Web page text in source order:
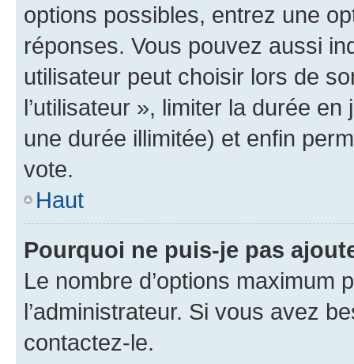
options possibles, entrez une
réponses. Vous pouvez aussi
utilisateur peut choisir lors de
l’utilisateur », limiter la durée
une durée illimitée) et enfin
vote.
Haut
Pourquoi ne puis-je pas
Le nombre d’options maximum
l’administrateur. Si vous avez
contactez-le.